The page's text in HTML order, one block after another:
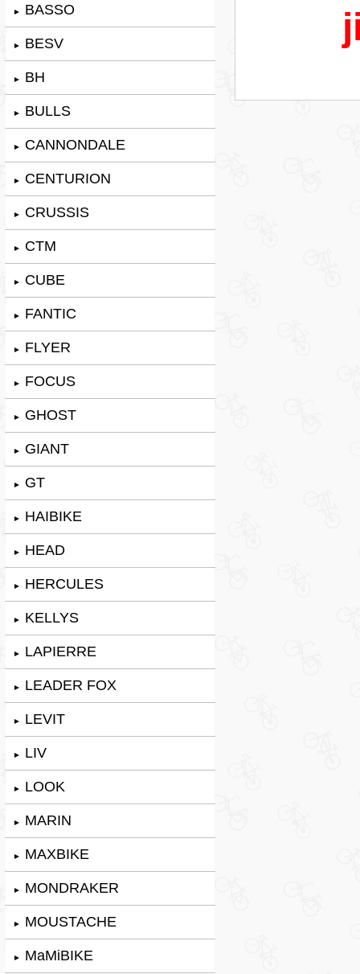
► BASSO
► BESV
► BH
► BULLS
► CANNONDALE
► CENTURION
► CRUSSIS
► CTM
► CUBE
► FANTIC
► FLYER
► FOCUS
► GHOST
► GIANT
► GT
► HAIBIKE
► HEAD
► HERCULES
► KELLYS
► LAPIERRE
► LEADER FOX
► LEVIT
► LIV
► LOOK
► MARIN
► MAXBIKE
► MONDRAKER
► MOUSTACHE
► MaMiBIKE